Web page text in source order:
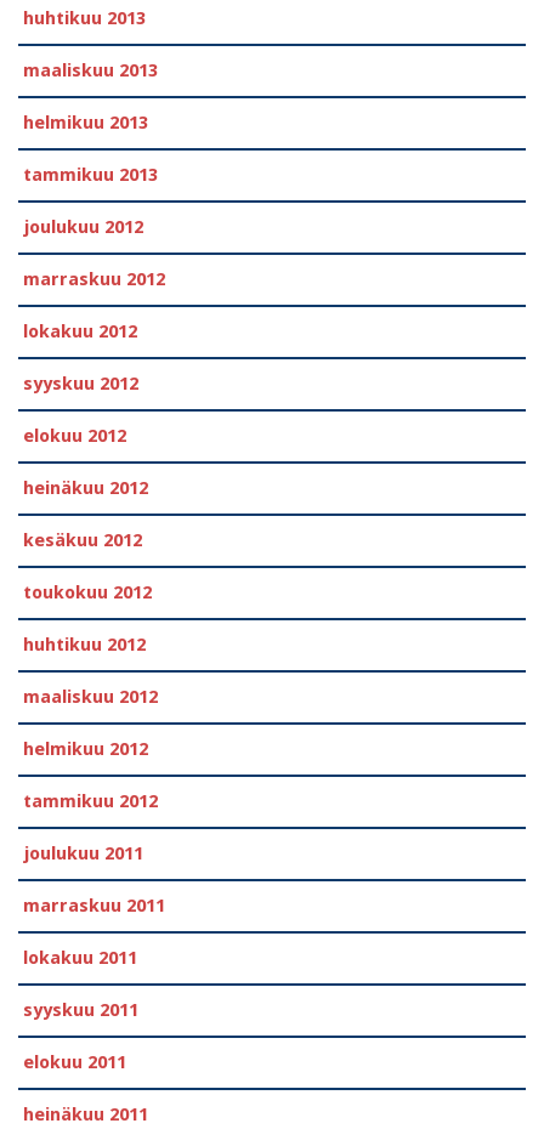
huhtikuu 2013
maaliskuu 2013
helmikuu 2013
tammikuu 2013
joulukuu 2012
marraskuu 2012
lokakuu 2012
syyskuu 2012
elokuu 2012
heinäkuu 2012
kesäkuu 2012
toukokuu 2012
huhtikuu 2012
maaliskuu 2012
helmikuu 2012
tammikuu 2012
joulukuu 2011
marraskuu 2011
lokakuu 2011
syyskuu 2011
elokuu 2011
heinäkuu 2011